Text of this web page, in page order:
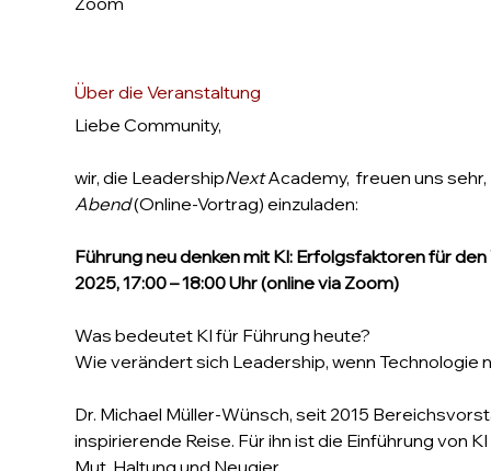
Über die Veranstaltung
Liebe Community,
wir, die LeadershipNext Academy,  freuen uns
Abend (Online-Vortrag) einzuladen:
Führung neu denken mit KI: Erfolgsfaktoren für
2025, 17:00 – 18:00 Uhr (online via Zoom)
Was bedeutet KI für Führung heute?
Wie verändert sich Leadership, wenn Technologie
Dr. Michael Müller-Wünsch, seit 2015
inspirierende Reise. Für ihn ist die Einführung von
Mut, Haltung und Neugier.